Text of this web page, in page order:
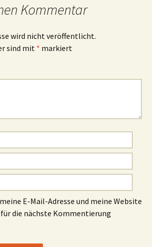
Kommentar
wird nicht veröffentlicht.
sind mit * markiert
E-Mail-Adresse und meine Website
die nächste Kommentierung